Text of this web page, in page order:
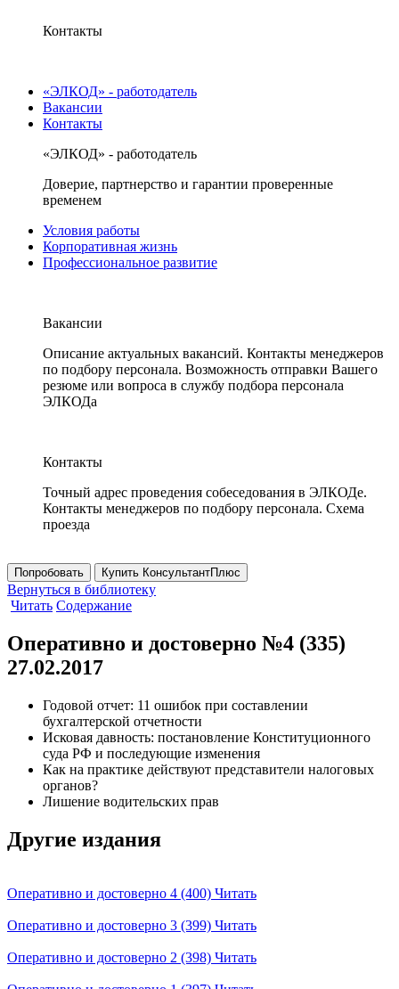
Контакты
«ЭЛКОД» - работодатель
Вакансии
Контакты
«ЭЛКОД» - работодатель
Доверие, партнерство и гарантии проверенные
временем
Условия работы
Корпоративная жизнь
Профессиональное развитие
Вакансии
Описание актуальных вакансий. Контакты менеджеров
по подбору персонала. Возможность отправки Вашего
резюме или вопроса в службу подбора персонала
ЭЛКОДа
Контакты
Точный адрес проведения собеседования в ЭЛКОДе.
Контакты менеджеров по подбору персонала. Схема
проезда
Попробовать Купить КонсультантПлюс
Вернуться в библиотеку
Читать Содержание
Оперативно и достоверно №4 (335)
27.02.2017
Годовой отчет: 11 ошибок при составлении
бухгалтерской отчетности
Исковая давность: постановление Конституционного
суда РФ и последующие изменения
Как на практике действуют представители налоговых
органов?
Лишение водительских прав
Другие издания
Оперативно и достоверно 4 (400) Читать
Оперативно и достоверно 3 (399) Читать
Оперативно и достоверно 2 (398) Читать